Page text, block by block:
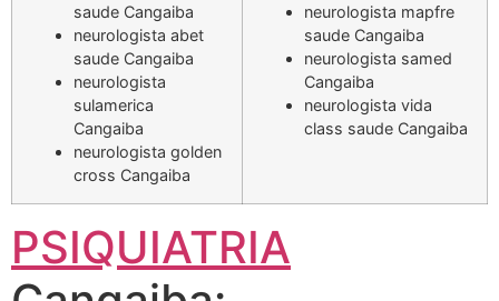
saude Cangaiba
neurologista abet
saude Cangaiba
neurologista
sulamerica
Cangaiba
neurologista golden
cross Cangaiba
neurologista mapfre
saude Cangaiba
neurologista samed
Cangaiba
neurologista vida
class saude Cangaiba
PSIQUIATRIA